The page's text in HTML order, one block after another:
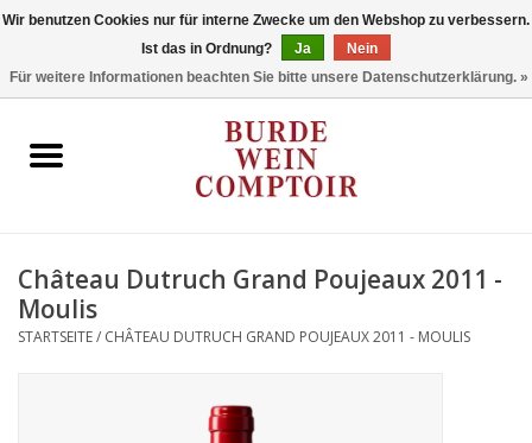
Stil
Château Dutruch Grand Poujeaux 2011 -
Moulis
STARTSEITE/ CHÂTEAU DUTRUCH GRAND POUJEAUX 2011 - MOULIS
Wir benutzen Cookies nur für interne Zwecke um den Webshop zu verbessern.
Ist das in Ordnung?
Ja
Nein
Für weitere Informationen beachten Sie bitte unsere Datenschutzerklärung. »